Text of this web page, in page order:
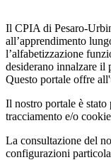
Il CPIA di Pesaro-
all’apprendimento
l’alfabetizzazione
desiderano innalzare il
Questo portale offre
Il nostro portale è
tracciamento e/o
La consultazione del
configurazioni